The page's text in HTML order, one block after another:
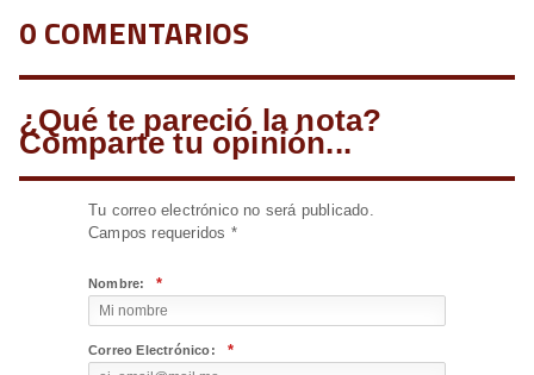
0 COMENTARIOS
¿Qué te pareció la nota?
Comparte tu opinión...
Tu correo electrónico no será publicado.
Campos requeridos *
Nombre: *
Correo Electrónico: *